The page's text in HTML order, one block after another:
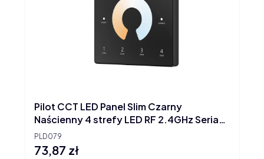
PLD079
Pilot CCT LED Panel Slim Czarny
Naścienny 4 strefy LED RF 2.4GHz Seria
SD
Cena
73,87 zł